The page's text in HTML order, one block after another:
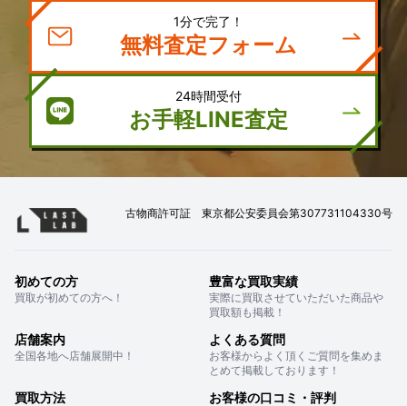
1分で完了！
無料査定フォーム
24時間受付
お手軽LINE査定
古物商許可証 東京都公安委員会第307731104330号
初めての方
買取が初めての方へ！
豊富な買取実績
実際に買取させていただいた商品や
買取額も掲載！
店舗案内
全国各地へ店舗展開中！
よくある質問
お客様からよく頂くご質問を集めま
とめて掲載しております！
買取方法 お客様の口コミ・評判